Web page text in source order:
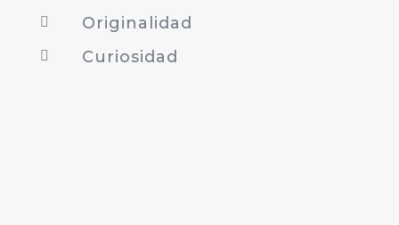
 Originalidad
 Curiosidad